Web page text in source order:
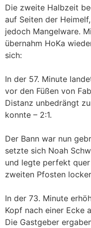
Die zweite Halbzeit
auf Seiten der
jedoch Mangelware.
übernahm HoKa
sich:
In der 57. Minute
vor den Füßen von
Distanz unbedrängt
konnte – 2:1.
Der Bann war nun
setzte sich Noah
und legte perfekt
zweiten Pfosten
In der 73. Minute
Kopf nach einer Ecke
Die Gastgeber